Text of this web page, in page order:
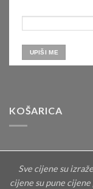
KOŠARICA
Sve cijene su
cijene su pune